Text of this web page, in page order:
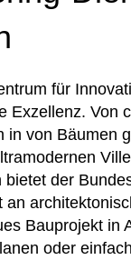
für
Exzellenz. Von
in von Bäumen
bietet der
an
Bauprojekt in
oder einfach